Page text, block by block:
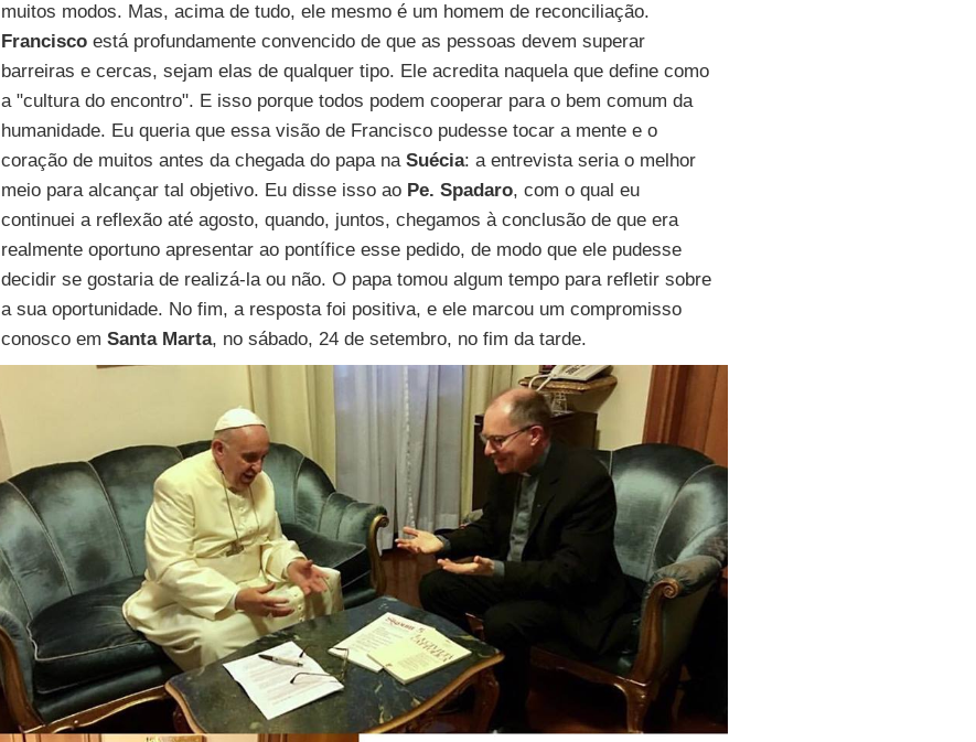
muitos modos. Mas, acima de tudo, ele mesmo é um homem de reconciliação.
Franciscoestá profundamente convencido de que as pessoas devem superar
barreiras e cercas, sejam elas de qualquer tipo. Ele acredita naquela que define como
a "cultura do encontro". E isso porque todos podem cooperar para o bem comum da
humanidade. Eu queria que essa visão de Francisco pudesse tocar a mente e o
coração de muitos antes da chegada do papa na Suécia: a entrevista seria o melhor
meio para alcançar tal objetivo. Eu disse isso ao Pe. Spadaro, com o qual eu
continuei a reflexão até agosto, quando, juntos, chegamos à conclusão de que era
realmente oportuno apresentar ao pontífice esse pedido, de modo que ele pudesse
decidir se gostaria de realizá-la ou não. O papa tomou algum tempo para refletir sobre
a sua oportunidade. No fim, a resposta foi positiva, e ele marcou um compromisso
conosco em Santa Marta, no sábado, 24 de setembro, no fim da tarde.